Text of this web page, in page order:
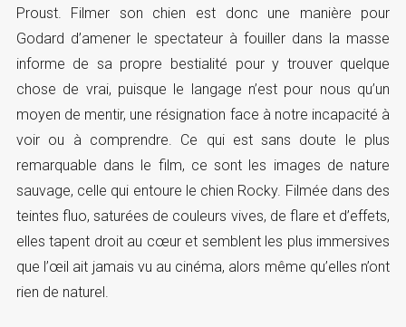
Proust. Filmer son chien est donc une manière pour
Godard d’amener le spectateur à fouiller dans la masse
informe de sa propre bestialité pour y trouver quelque
chose de vrai, puisque le langage n’est pour nous qu’un
moyen de mentir, une résignation face à notre incapacité à
voir ou à comprendre. Ce qui est sans doute le plus
remarquable dans le film, ce sont les images de nature
sauvage, celle qui entoure le chien Rocky. Filmée dans des
teintes fluo, saturées de couleurs vives, de flare et d’effets,
elles tapent droit au cœur et semblent les plus immersives
que l’œil ait jamais vu au cinéma, alors même qu’elles n’ont
rien de naturel.